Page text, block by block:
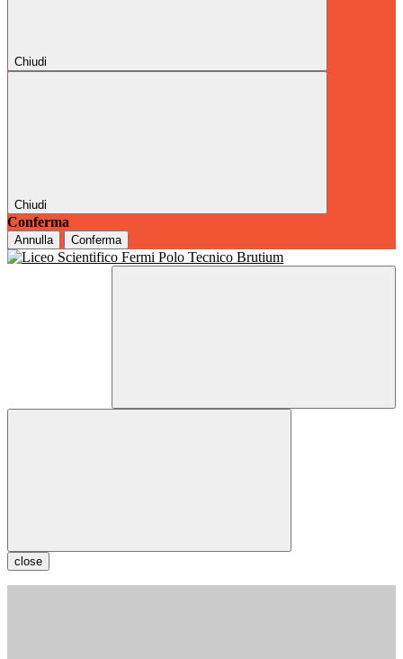
Chiudi
Chiudi
Conferma
Annulla Conferma
close